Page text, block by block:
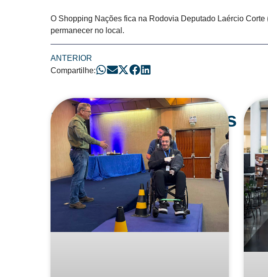
O Shopping Nações fica na Rodovia Deputado Laércio
permanecer no local.
ANTERIOR
Compartilhe:
Posts Relacionados